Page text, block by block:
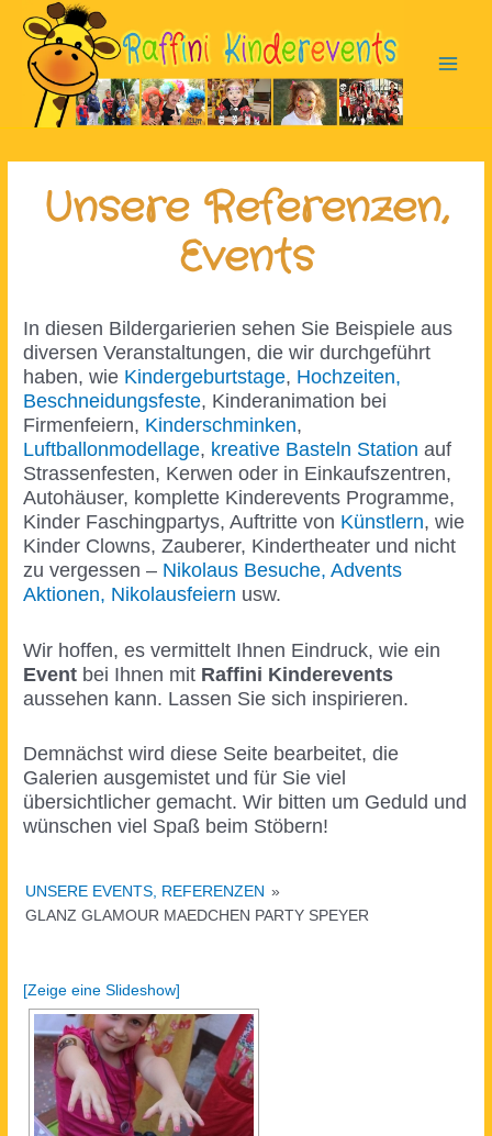
Inhalt
springen
Unsere Referenzen,
Events
In diesen Bildergarierien sehen Sie Beispiele aus
diversen Veranstaltungen, die wir durchgeführt
haben, wie Kindergeburtstage, Hochzeiten,
Beschneidungsfeste, Kinderanimation bei
Firmenfeiern, Kinderschminken,
Luftballonmodellage, kreative Basteln Station auf
Strassenfesten, Kerwen oder in Einkaufszentren,
Autohäuser, komplette Kinderevents Programme,
Kinder Faschingpartys, Auftritte von Künstlern, wie
Kinder Clowns, Zauberer, Kindertheater und nicht
zu vergessen – Nikolaus Besuche, Advents
Aktionen, Nikolausfeiern usw.
Wir hoffen, es vermittelt Ihnen Eindruck, wie ein
Event bei Ihnen mit Raffini Kinderevents
aussehen kann. Lassen Sie sich inspirieren.
Demnächst wird diese Seite bearbeitet, die
Galerien ausgemistet und für Sie viel
übersichtlicher gemacht. Wir bitten um Geduld und
wünschen viel Spaß beim Stöbern!
UNSERE EVENTS, REFERENZEN »
GLANZ GLAMOUR MAEDCHEN PARTY SPEYER
[Zeige eine Slideshow]